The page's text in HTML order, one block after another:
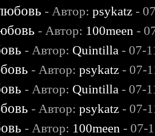
- Автор:psykatz -
- Автор: 100meen -
- Автор: Quintilla - 07-
- Автор:psykatz - 07-
- Автор: Quintilla - 07-
- Автор:psykatz - 07-
- Автор: 100meen - 07-